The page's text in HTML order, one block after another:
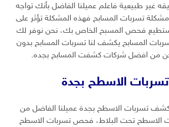
غير طبيعية فاعلم عميلنا الفاضل بأنك تواجه
تسربات المسابح فهذه المشكلة تؤثر على
فحص المسبح الخاص بك، نحن نوفر لك
المسابح يكشف لنا تسربات المسابح بدون
من افضل شركات كشفت المسابح بجده.
الاسطح بجدة
كشف تسربات الاسطح بجدة عميلنا الفاضل من
الاسطح تحت البلاط، فحص تسربات الاسطح